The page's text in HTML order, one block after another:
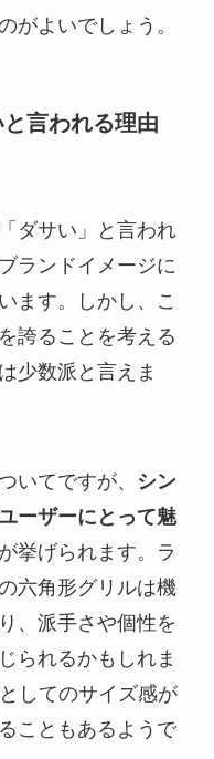
がよいでしょう。
言われる理由
ダサい」と言われ
ランドイメージに
ます。しかし、こ
誇ることを考える
少数派と言えま
いてですが、
シン
ーザーにとって魅
が挙げられます。ラ
六角形グリルは機
、派手さや個性を
られるかもしれま
してのサイズ感が
こともあるようで